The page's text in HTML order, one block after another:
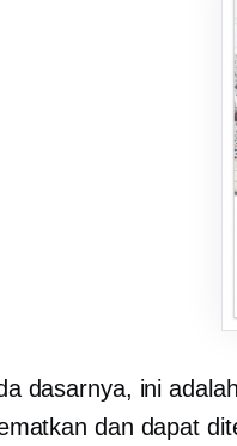
dasarnya, ini
dan dapat